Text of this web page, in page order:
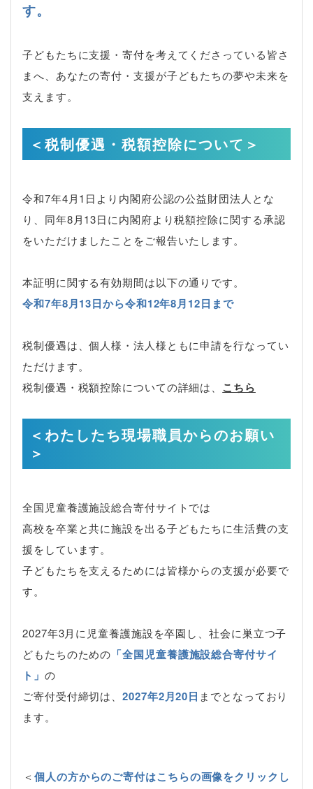
す。
子どもたちに支援・寄付を考えてくださっている皆さ
まへ、あなたの寄付・支援が子どもたちの夢や未来を
支えます。
＜税制優遇・税額控除について＞
令和7年4月1日より内閣府公認の公益財団法人とな
り、同年8月13日に内閣府より税額控除に関する承認
をいただけましたことをご報告いたします。
本証明に関する有効期間は以下の通りです。
令和7年8月13日から令和12年8月12日まで
税制優遇は、個人様・法人様ともに申請を行なってい
ただけます。
税制優遇・税額控除についての詳細は、 こちら
＜わたしたち現場職員からのお願い
＞
全国児童養護施設総合寄付サイトでは
高校を卒業と共に施設を出る子どもたちに生活費の支
援をしています。
子どもたちを支えるためには皆様からの支援が必要で
す。
2027年3月に児童養護施設を卒園し、社会に巣立つ子
どもたちのための 「全国児童養護施設総合寄付サイ
ト」 の
ご寄付受付締切は、2027年2月20日 までとなっており
ます。
＜個人の方からのご寄付はこちらの画像をクリックし